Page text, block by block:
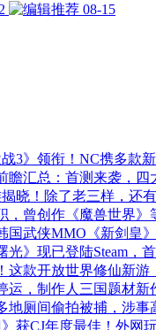
08-15
战3》领衔！NC携多款
瞻汇总：首测来袭，四
揭晓！除了老三样，还
，曾创作《魔兽世界》
国武侠MMO《新剑皇
光》现已登陆Steam，
这款开放世界修仙新游
运，制作人三国题材新
地厕间偷拍被捕，涉事
》获CJ年度最佳！外网